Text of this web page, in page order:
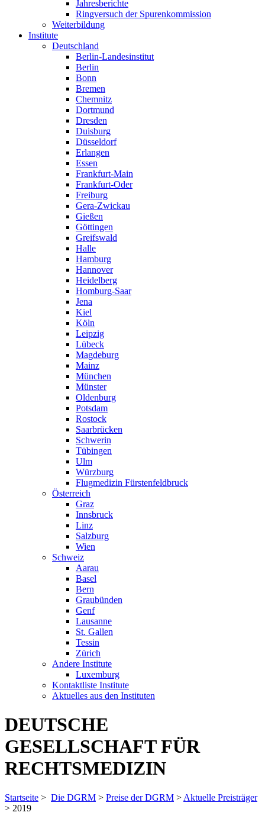
Jahresberichte
Ringversuch der Spurenkommission
Weiterbildung
Institute
Deutschland
Berlin-Landesinstitut
Berlin
Bonn
Bremen
Chemnitz
Dortmund
Dresden
Duisburg
Düsseldorf
Erlangen
Essen
Frankfurt-Main
Frankfurt-Oder
Freiburg
Gera-Zwickau
Gießen
Göttingen
Greifswald
Halle
Hamburg
Hannover
Heidelberg
Homburg-Saar
Jena
Kiel
Köln
Leipzig
Lübeck
Magdeburg
Mainz
München
Münster
Oldenburg
Potsdam
Rostock
Saarbrücken
Schwerin
Tübingen
Ulm
Würzburg
Flugmedizin Fürstenfeldbruck
Österreich
Graz
Innsbruck
Linz
Salzburg
Wien
Schweiz
Aarau
Basel
Bern
Graubünden
Genf
Lausanne
St. Gallen
Tessin
Zürich
Andere Institute
Luxemburg
Kontaktliste Institute
Aktuelles aus den Instituten
DEUTSCHE
GESELLSCHAFT FÜR
RECHTSMEDIZIN
Startseite > Die DGRM > Preise der DGRM > Aktuelle Preisträger
> 2019